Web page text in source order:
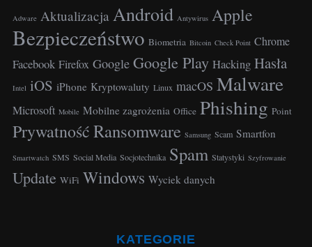
Adware Aktualizacja Android Antywirus Apple
Bezpieczeństwo Biometria Bitcoin Check Point Chrome
Facebook Firefox Google Google Play Hacking Hasła
Intel iOS iPhone Kryptowaluty Linux macOS Malware
Microsoft Mobile Mobilne zagrożenia Office Phishing Point
PrywatnośćRansomware Samsung Scam Smartfon
Smartwatch SMS Social Media Socjotechnika Spam Statystyki Szyfrowanie
Update WiFi Windows Wyciek danych
KATEGORIE
S
a
r
h
f